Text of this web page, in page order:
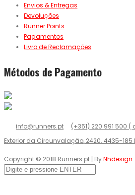
Envios & Entregas
Devoluções
Runner Points
Pagamentos
Livro de Reclamações
Métodos de Pagamento
info@runners.pt (+351) 220 991 500
Exterior da Circunvalação, 2420. 4435-185
Copyright © 2018 Runners.pt | ByNhdesign.